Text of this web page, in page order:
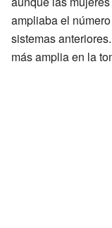
ampliaba el
sistemas
más amplia en la